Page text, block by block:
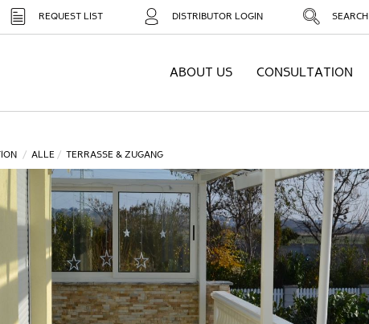
REQUEST LIST DISTRIBUTOR LOGIN SEARCH
ABOUT US CONSULTATION
ALLE TERRASSE & ZUGANG